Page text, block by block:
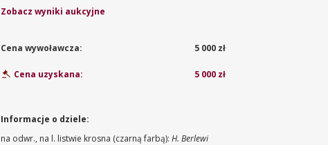
Zobacz wyniki aukcyjne
Cena wywoławcza: 5 000 zł
Cena uzyskana: 5 000 zł
Informacje o dziele:
na odwr., na l. listwie krosna (czarną farbą):H. Berlewi